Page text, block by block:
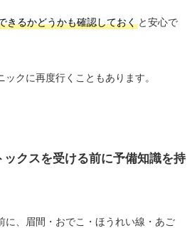
きるかどうかも確認しておくと安心で
クに再度行くこともあります。
クスを受ける前に予備知識を持
に、眉間・おでこ・ほうれい線・あご